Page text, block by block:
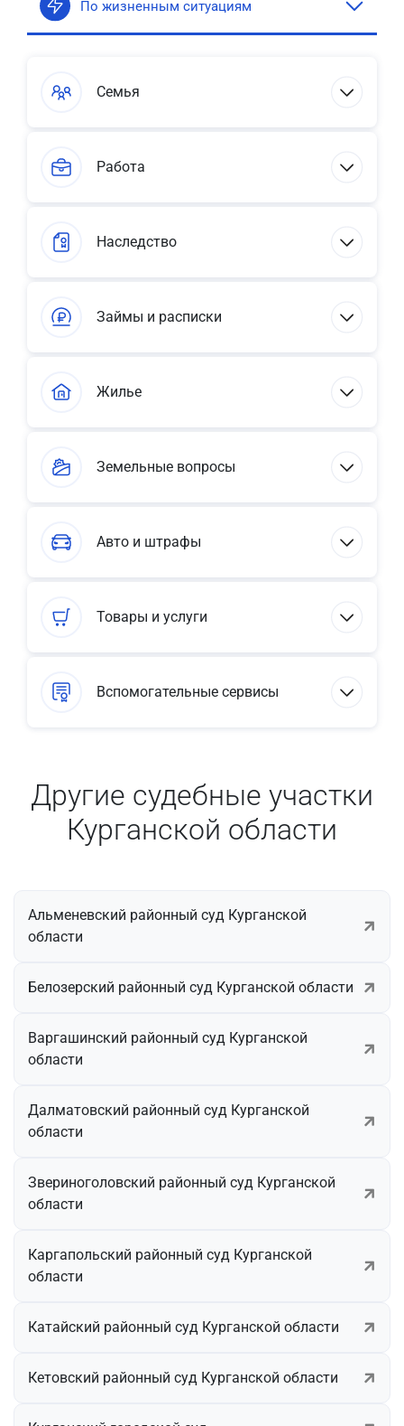
По жизненным ситуациям
Семья
Работа
Наследство
Займы и расписки
Жилье
Земельные вопросы
Авто и штрафы
Товары и услуги
Вспомогательные сервисы
Другие судебные участки
Курганской области
Альменевский районный суд Курганской
области
Белозерский районный суд Курганской области
Варгашинский районный суд Курганской
области
Далматовский районный суд Курганской
области
Звериноголовский районный суд Курганской
области
Каргапольский районный суд Курганской
области
Катайский районный суд Курганской области
Кетовский районный суд Курганской области